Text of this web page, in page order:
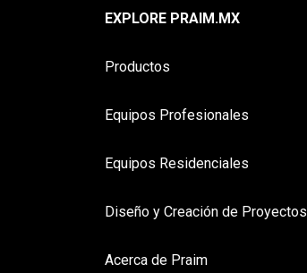
EXPLORE PRAIM.MX
Productos
Equipos Profesionales
Equipos Residenciales
Diseño y Creación de Proyectos
Acerca de Praim